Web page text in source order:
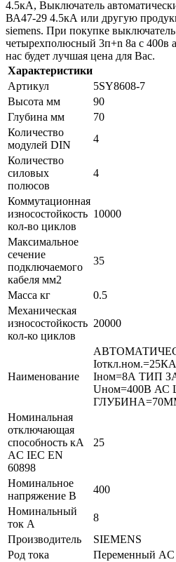
4.5кА, Выключатель
ВА47-29 4.5кА или другую
siemens. При покупке
четырехполюсный 3п+n 8а c 400в
нас будет лучшая цена для Вас.
Характеристики
Артикул
5SY8608-7
Высота мм
90
Глубина мм
70
Количество
модулей DIN
4
Количество
силовых
полюсов
4
Коммутационная
износостойкость
кол-во циклов
10000
Максимальное
сечение
подключаемого
кабеля мм2
35
Масса кг
0.5
Механическая
износостойкость
кол-ко циклов
20000
Наименование
Iном=8А ТИП
Uном=400В
Номинальная
отключающая
способность кA
AC IEC EN
60898
25
Номинальное
напряжение В
400
Номинальный
ток А
8
Производитель
SIEMENS
Род тока
Переменный AC